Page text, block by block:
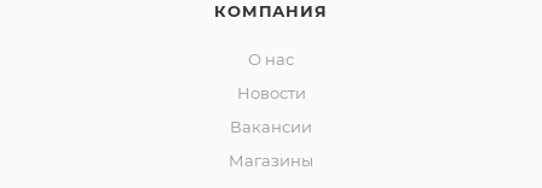
КОМПАНИЯ
О нас
Новости
Вакансии
Магазины